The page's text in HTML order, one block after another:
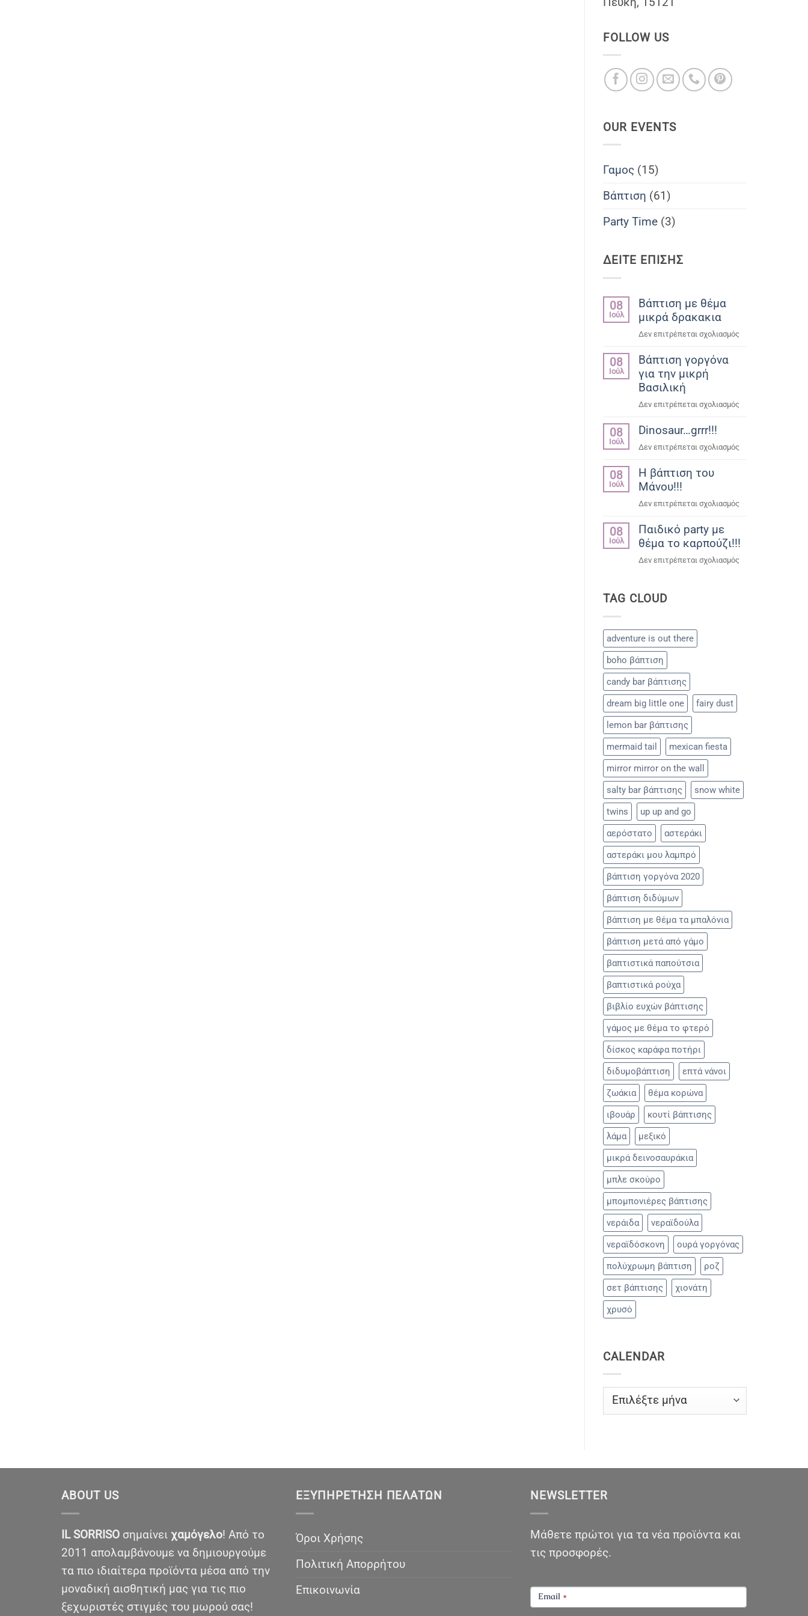
FOLLOW US
OUR EVENTS
Γαμος (15)
Βάπτιση (61)
Party Time (3)
ΔΕΙΤΕ ΕΠΙΣΗΣ
08
Ιούλ
Βάπτιση με θέμα
μικρά δρακακια
Δεν επιτρέπεται σχολιασμόςστο
08
Ιούλ
Βάπτιση γοργόνα
για την μικρή
Βασιλική
Δεν επιτρέπεται σχολιασμόςστο
08
Ιούλ
Dinosaur…grrr!!!
Δεν επιτρέπεται σχολιασμόςστο
08
Ιούλ
Η βάπτιση του
Μάνου!!!
Δεν επιτρέπεται σχολιασμόςστο
του
08
Ιούλ
Παιδικό party με
θέμα το καρπούζι!!!
Δεν επιτρέπεται σχολιασμόςστο
TAG CLOUD
adventure is out there
boho βάπτιση
candy bar βάπτισης
dream big little one
fairy dust
lemon bar βάπτισης
mermaid tail
mexican fiesta
mirror mirror on the wall
salty bar βάπτισης
snow white
twins
up up and go
αερόστατο
αστεράκι
αστεράκι μου λαμπρό
βάπτιση γοργόνα 2020
βάπτιση διδύμων
βάπτιση με θέμα τα μπαλόνια
βάπτιση μετά από γάμο
βαπτιστικά παπούτσια
βαπτιστικά ρούχα
βιβλίο ευχών βάπτισης
γάμος με θέμα το φτερό
δίσκος καράφα ποτήρι
διδυμοβάπτιση
επτά νάνοι
ζωάκια
θέμα κορώνα
ιβουάρ
κουτί βάπτισης
λάμα
μεξικό
μικρά δεινοσαυράκια
μπλε σκούρο
μπομπονιέρες βάπτισης
νεράιδα
νεραϊδούλα
νεραϊδόσκονη
ουρά γοργόνας
πολύχρωμη βάπτιση
ροζ
σετ βάπτισης
χιονάτη
χρυσό
CALENDAR
CALENDAR
ABOUT US
IL SORRISO σημαίνει χαμόγελο! Από το
2011 απολαμβάνουμε να δημιουργούμε
τα πιο ιδιαίτερα προϊόντα μέσα από την
μοναδική αισθητική μας για τις πιο
ξεχωριστές στιγμές του μωρού σας!
ΕΞΥΠΗΡΈΤΗΣΗ ΠΕΛΑΤΏΝ
Όροι Χρήσης
Πολιτική Απορρήτου
Επικοινωνία
NEWSLETTER
Μάθετε πρώτοι για τα νέα προϊόντα και
τις προσφορές.
NEWSLETTER
Email *